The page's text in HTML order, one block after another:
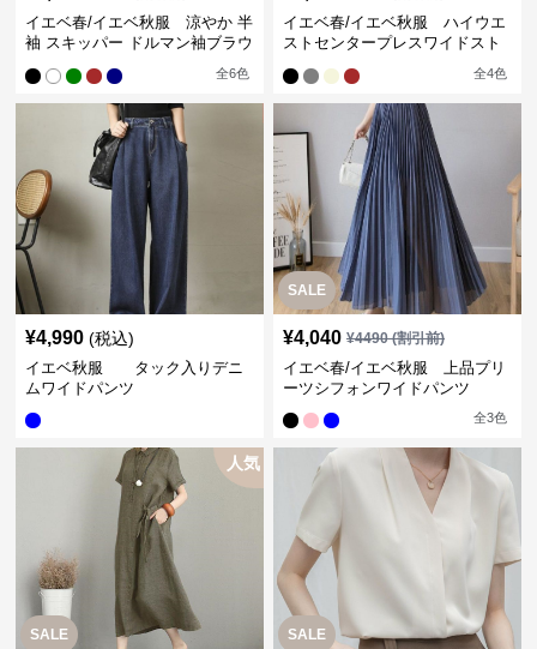
イエベ春/イエベ秋服 涼やか 半
袖 スキッパー ドルマン袖ブラウ
全6色
イエベ春/イエベ秋服 ハイウエ
ストセンタープレスワイドスト
全4色
¥4,990 (税込)
イエベ秋服 タック入りデニ
ムワイドパンツ
SALE
¥4,040 ¥4490(割引前)
イエベ春/イエベ秋服 上品プリ
ーツシフォンワイドパンツ
全3色
SALE
人気
SALE